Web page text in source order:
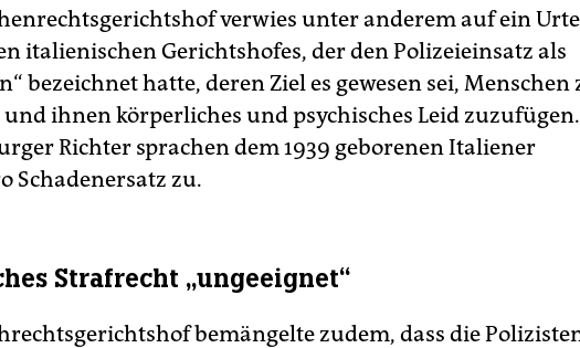
verwies unter anderem auf ein
italienischen Gerichtshofes, der den Polizeieinsatz als
bezeichnet hatte, deren Ziel es gewesen sei, Menschen
ihnen körperliches und psychisches Leid zuzufügen.
Richter sprachen dem 1939 geborenen Italiener
Schadenersatz zu.
Strafrecht „ungeeignet“
bemängelte zudem, dass die